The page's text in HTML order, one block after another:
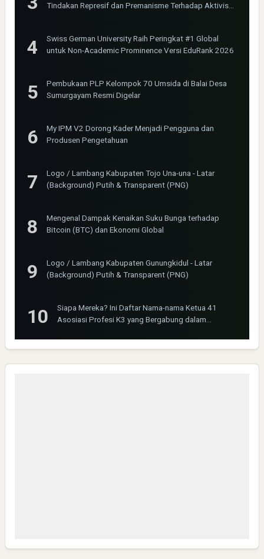
Tindakan Represif dan Premanisme Terhadap Aktivis
Swiss German University Raih Peringkat #1 Global
untuk Non-Academic Prominence Versi EduRank 2026
Pembukaan PLP Kelompok 70 Umsida di Balai Desa
Sumurgayam Resmi Digelar
My IPM V2 Dorong Kader Menjadi Pengguna dan
Produsen Pengetahuan
Logo / Lambang Kabupaten Tojo Una-una - Latar
(Background) Putih & Transparent (PNG)
Mengenal Dampak Kenaikan Suku Bunga terhadap
Bitcoin (BTC) dan Ekonomi Global
Logo / Lambang Kabupaten Gunungkidul - Latar
(Background) Putih & Transparent (PNG)
Siapa Mereka? Ini Daftar Nama-nama Ketua 41
Asosiasi Profesi K3 yang Bergabung dalam